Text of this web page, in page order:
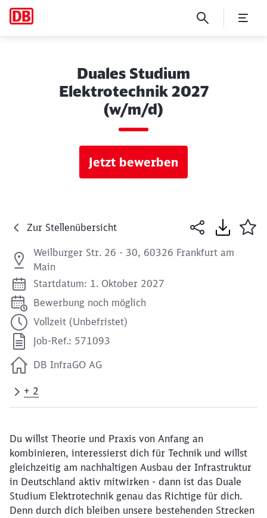
Duales Studium
Elektrotechnik 2027
(w/m/d)
Jetzt bewerben
Zur Stellenübersicht
Weilburger Str. 26 - 30, 60326 Frankfurt am
Main
Startdatum: 1. Oktober 2027
Bewerbung noch möglich
Vollzeit (Unbefristet)
Job-Ref.: 571093
DB InfraGO AG
+ 2
Du willst Theorie und Praxis von Anfang an
kombinieren, interessierst dich für Technik und willst
gleichzeitig am nachhaltigen Ausbau der Infrastruktur
in Deutschland aktiv mitwirken - dann ist das Duale
Studium Elektrotechnik genau das Richtige für dich.
Denn durch dich bleiben unsere bestehenden Strecken